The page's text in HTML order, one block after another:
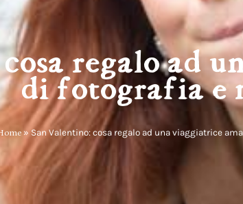
regalo ad
di fotografia e
»San Valentino: cosa regalo ad una viaggiatrice